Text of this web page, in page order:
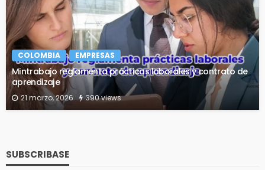
COLOMBIA EMPRESAS
Mintrabajo reglamenta prácticas laborales y contrato de
aprendizaje
21 marzo, 2026 390 views
SUBSCRIBASE